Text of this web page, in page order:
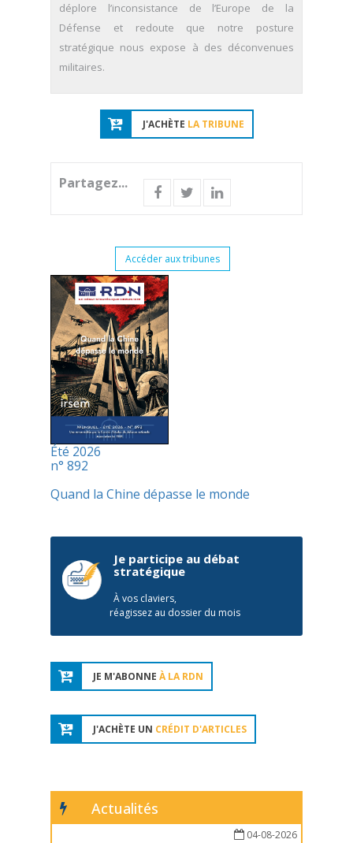
déplore l’inconsistance de l’Europe de la
Défense et redoute que notre posture
stratégique nous expose à des déconvenues
militaires.
J'ACHÈTE LA TRIBUNE
Partagez...
Accéder aux tribunes
Été 2026
n° 892
Quand la Chine dépasse le monde
Je participe au débat
stratégique
À vos claviers,
réagissez au dossier du mois
JE M'ABONNE À LA RDN
J'ACHÈTE UN CRÉDIT D'ARTICLES
Actualités
04-08-2026